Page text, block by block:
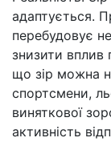
адаптується.
перебудовує
знизити вплив
що зір можна
спортсмени,
виняткової
активність